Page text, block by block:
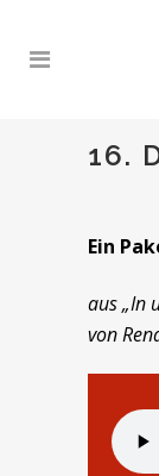
16.
Ein
aus „In
von